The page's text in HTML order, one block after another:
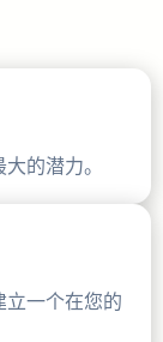
的潜力。
立一个在您的